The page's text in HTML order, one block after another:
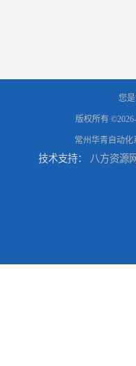
您
版权所有
常州华青自动化
技术支持： 八方资源